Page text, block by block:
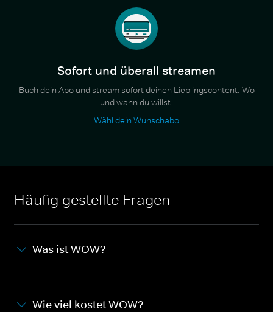
Sofort und überall streamen
Buch dein Abo und stream sofort deinen Lieblingscontent. Wo
und wann du willst.
Wähl dein Wunschabo
Häufig gestellte Fragen
Was ist WOW?
Wie viel kostet WOW?